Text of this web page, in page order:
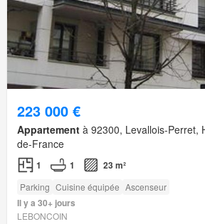
223 000 €
Appartement à 92300, Levallois-Perret,
de-France
1 1 23 m²
Parking Cuisine équipée Ascenseur
Il y a 30+ jours
LEBONCOIN